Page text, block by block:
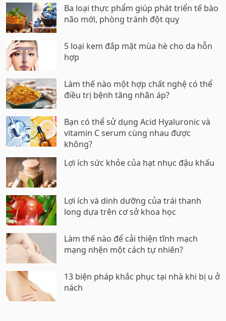
Ba loại thực phẩm giúp phát triển tế bào
não mới, phòng tránh đột quỵ
5 loại kem đắp mặt mùa hè cho da hỗn
hợp
Làm thế nào một hợp chất nghệ có thể
điều trị bệnh tăng nhãn áp?
Bạn có thể sử dụng Acid Hyaluronic và
vitamin C serum cùng nhau được
không?
Lợi ích sức khỏe của hạt nhục đậu khấu
Lợi ích và dinh dưỡng của trái thanh
long dựa trên cơ sở khoa học
Làm thế nào để cải thiện tĩnh mạch
mạng nhện một cách tự nhiên?
13 biện pháp khắc phục tại nhà khi bị u ở
nách